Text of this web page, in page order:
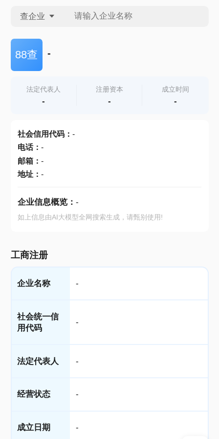
查企业
查企业
查产地
88查 -
法定代表人
-
注册资本
-
成立时间
-
社会信用代码： -
电话： -
邮箱： -
地址： -
企业信息概览： -
如上信息由AI大模型全网搜索生成，请甄别使用!
工商注册
企业名称 -
社会统一信
用代码
-
法定代表人 -
经营状态 -
成立日期 -